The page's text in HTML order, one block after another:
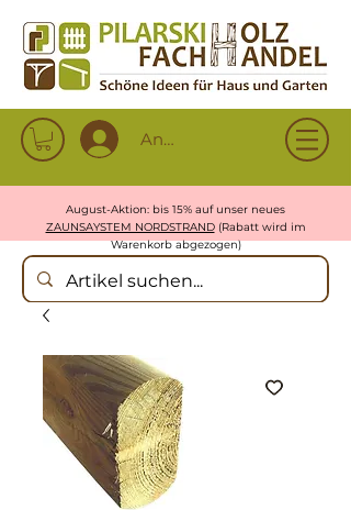
Anmelden
August-Aktion: bis 15% auf unser neues
ZAUNSAYSTEM NORDSTRAND(Rabatt wird im
Warenkorb abgezogen)